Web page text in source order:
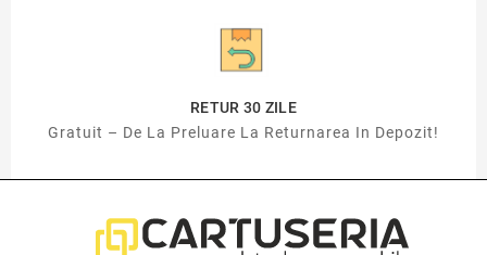
RETUR 30 ZILE
Gratuit – De La Preluare La Returnarea In Depozit!